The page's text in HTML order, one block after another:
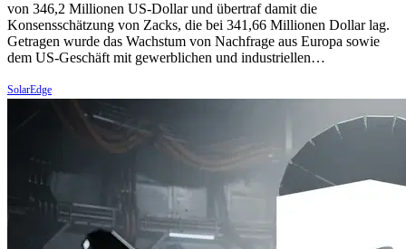
von 346,2 Millionen US-Dollar und übertraf damit die
Konsensschätzung von Zacks, die bei 341,66 Millionen Dollar lag.
Getragen wurde das Wachstum von Nachfrage aus Europa sowie
dem US-Geschäft mit gewerblichen und industriellen…
SolarEdge